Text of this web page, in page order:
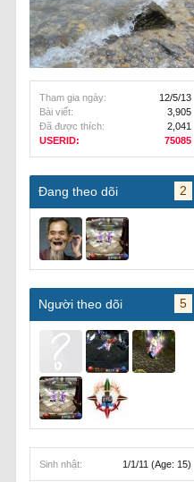
Tham gia ngày:
12/5/13
Bài viết:
3,905
Đã được thích:
2,041
USERID:
75085
Đang theo dõi 2
Người theo dõi 5
Sinh nhật: 1/1/11 (Age: 15)